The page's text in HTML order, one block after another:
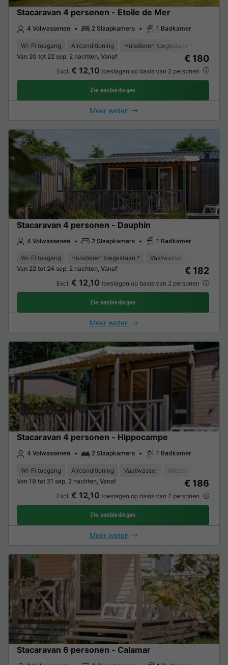
Stacaravan 4 personen - Etoile de Mer
4 Volwassenen 2 Slaapkamers 1 Badkamer
Wi-Fi toegang Airconditioning Huisdieren toegestaan *
Van 20 tot 22 sep, 2 nachten, Vanaf
€ 180
Excl. € 12,10 toeslagen op basis van 2 personen
Zie aanbiedingen
Meer weten
Stacaravan 4 personen - Dauphin
4 Volwassenen 2 Slaapkamers 1 Badkamer
Wi-Fi toegang Huisdieren toegestaan * Vaatwasser
Van 22 tot 24 sep, 2 nachten, Vanaf
€ 182
Excl. € 12,10 toeslagen op basis van 2 personen
Zie aanbiedingen
Meer weten
Stacaravan 4 personen - Hippocampe
4 Volwassenen 2 Slaapkamers 1 Badkamer
Wi-Fi toegang Airconditioning Vaatwasser Vriezer
Van 19 tot 21 sep, 2 nachten, Vanaf
€ 186
Excl. € 12,10 toeslagen op basis van 2 personen
Zie aanbiedingen
Meer weten
Stacaravan 6 personen - Calamar